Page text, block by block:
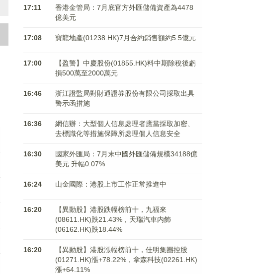
17:11
香港金管局：7月底官方外匯儲備資產為4478
億美元
17:08 寶龍地產(01238.HK)7月合約銷售額約5.5億元
17:00
【盈警】中慶股份(01855.HK)料中期除稅後虧
損500萬至2000萬元
16:46
浙江證監局對財通證券股份有限公司採取出具
警示函措施
16:36
網信辦：大型個人信息處理者應當採取加密、
去標識化等措施保障所處理個人信息安全
16:30
國家外匯局：7月末中國外匯儲備規模34188億
美元 升幅0.07%
16:24 山金國際：港股上市工作正常推進中
16:20
【異動股】港股跌幅榜前十，九福來
(08611.HK)跌21.43%，天瑞汽車内飾
(06162.HK)跌18.44%
16:20
【異動股】港股漲幅榜前十，佳明集團控股
(01271.HK)漲+78.22%，拿森科技(02261.HK)
漲+64.11%